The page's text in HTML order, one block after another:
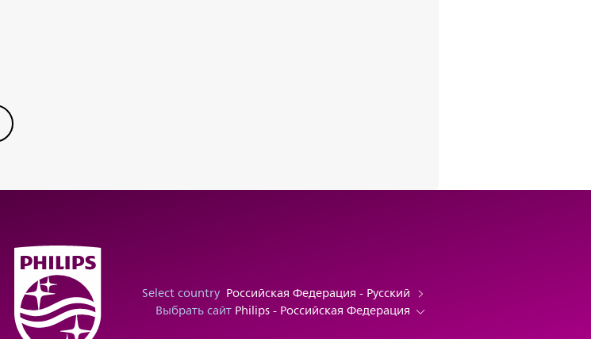
Select country Российская Федерация - Русский
Выбрать сайт Philips - Российская Федерация